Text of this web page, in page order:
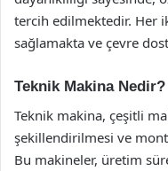
tercih edilmektedir. Her
sağlamakta ve çevre
Teknik Makina Nedir?
Teknik makina, çeşitli
şekillendirilmesi ve
Bu makineler, üretim